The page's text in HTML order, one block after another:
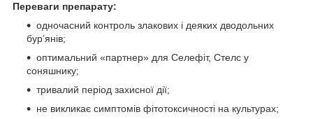
Переваги препарату:
одночасний контроль злакових і деяких дводольних
бур’янів;
оптимальний «партнер» для Селефіт, Стелс у
соняшнику;
тривалий період захисної дії;
не викликає симптомів фітотоксичності на культурах;